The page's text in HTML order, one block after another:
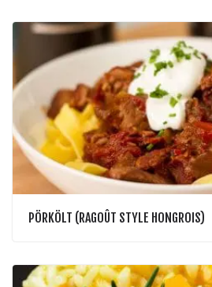
PÖRKÖLT (RAGOÛT STYLE HONGROIS)